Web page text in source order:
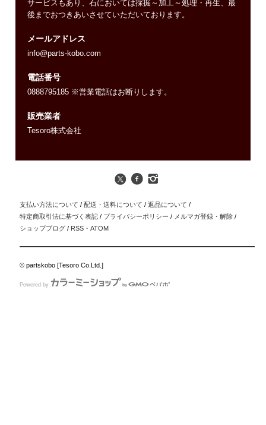
サービスもあり、石においては採掘～加工～処理・再生、最
後までおつきあいさせていただいております。
メールアドレス
info@parts-kobo.com
電話番号
0888795185 ※営業電話はお断りします。
販売業者
Tesoro株式会社
支払い方法について / 配送・送料について / 返品について /
特定商取引法に基づく表記 / プライバシーポリシー / メルマガ登録・解除 /
ショップブログ / RSS ・ATOM
© partskobo [Tesoro Co.Ltd.]
Powered by